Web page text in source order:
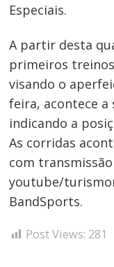
Especiais.
A partir desta
primeiros
visando o
feira, acontece a
indicando a
As corridas
com
youtube/
BandSports.
Post Views: 281